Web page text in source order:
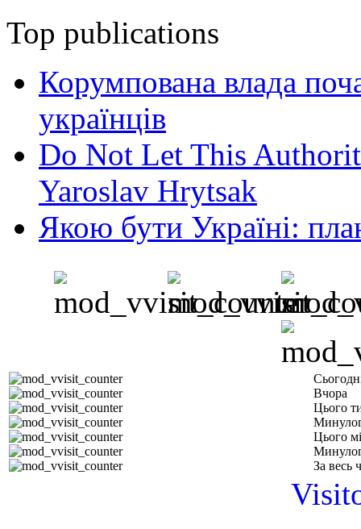
Top publications
Корумпована влада
українців
Do Not Let This
Yaroslav Hrytsak
Якою бути Україні:
Вчора
Цього
Цього
За весь